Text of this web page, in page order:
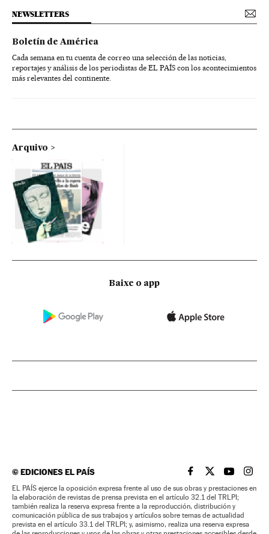
NEWSLETTERS
Boletín de América
Cada semana en tu cuenta de correo una selección de las noticias,
reportajes y análisis de los periodistas de EL PAÍS con los acontecimientos
más relevantes del continente.
Arquivo
Baixe o app
©EDICIONES EL PAÍS EL PAÍS BRASIL EN
EL PAÍSEL PAÍS
EL
EL PAÍS ejerce la oposición expresa frente al uso de sus obras y prestaciones en
la elaboración de revistas de prensa prevista en el artículo 32.1 del TRLPI;
también realiza la reserva expresa frente a la reproducción, distribución y
comunicación pública de sus trabajos y artículos sobre temas de actualidad
prevista en el artículo 33.1 del TRLPI; y, asimismo, realiza una reserva expresa